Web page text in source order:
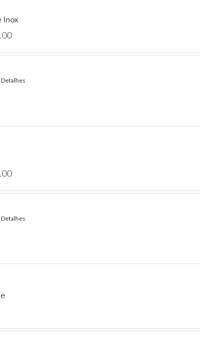
Inox
Detalhes
Detalhes